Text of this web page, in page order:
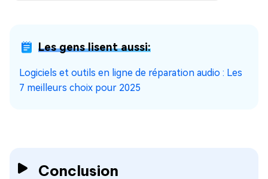
Les gens lisent aussi:
Logiciels et outils en ligne de réparation audio : Les
7 meilleurs choix pour 2025
Conclusion